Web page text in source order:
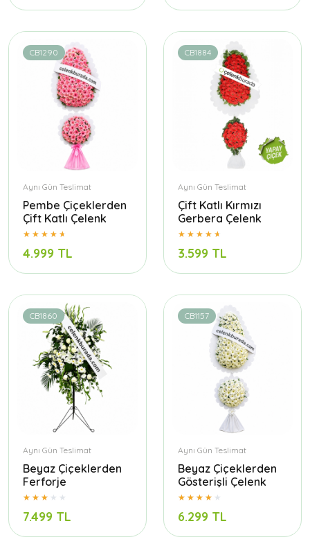
CB1290
Aynı Gün Teslimat
Pembe Çiçeklerden
Çift Katlı Çelenk
4.999 TL
CB1884
Aynı Gün Teslimat
Çift Katlı Kırmızı
Gerbera Çelenk
3.599 TL
CB1860
Aynı Gün Teslimat
Beyaz Çiçeklerden
Ferforje
7.499 TL
CB1157
Aynı Gün Teslimat
Beyaz Çiçeklerden
Gösterişli Çelenk
6.299 TL